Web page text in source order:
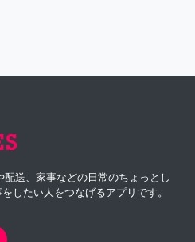
送、家事などの日常のちょっとし
したい人をつなげるアプリです。